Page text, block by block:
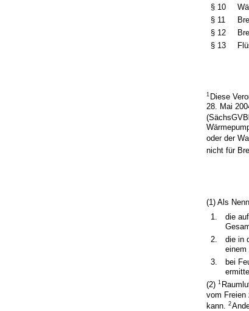
§ 10
§ 11
§ 12
§ 13
1 Diese
28. Mai
oder der
nicht für
(1) Als
1.
die
2.
die in
einem
3.
bei
(2)1
vom Freien
kann.2